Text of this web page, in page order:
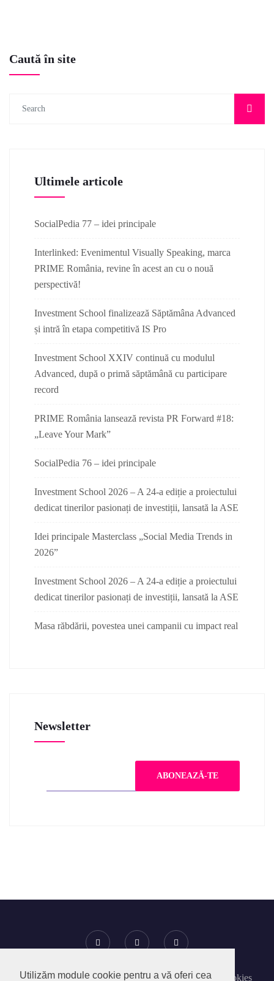
Utilizăm module cookie pentru a vă oferi cea
Caută în site
Ultimele articole
SocialPedia 77 – idei principale
Interlinked: Evenimentul Visually Speaking, marca
PRIME România, revine în acest an cu o nouă
perspectivă!
Investment School finalizează Săptămâna Advanced
și intră în etapa competitivă IS Pro
Investment School XXIV continuă cu modulul
Advanced, după o primă săptămână cu participare
record
PRIME România lansează revista PR Forward #18:
„Leave Your Mark”
SocialPedia 76 – idei principale
Investment School 2026 – A 24-a ediție a proiectului
dedicat tinerilor pasionați de investiții, lansată la ASE
Idei principale Masterclass „Social Media Trends in
2026”
Investment School 2026 – A 24-a ediție a proiectului
dedicat tinerilor pasionați de investiții, lansată la ASE
Masa răbdării, povestea unei campanii cu impact real
Newsletter
Despre SocialPedia Politica privind Fisierele Cookies